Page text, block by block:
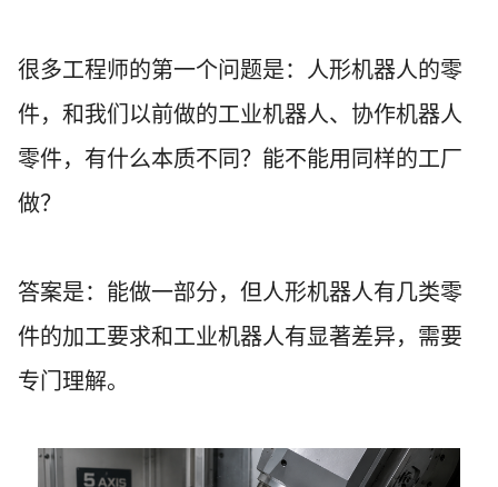
很多工程师的第一个问题是：人形机器人的零
件，和我们以前做的工业机器人、协作机器人
零件，有什么本质不同？能不能用同样的工厂
做？
答案是：能做一部分，但人形机器人有几类零
件的加工要求和工业机器人有显著差异，需要
专门理解。